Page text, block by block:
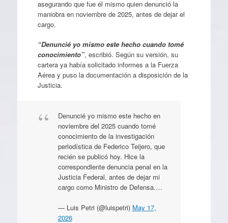
asegurando que fue él mismo quien denunció la
maniobra en noviembre de 2025, antes de dejar el
cargo.
“Denuncié yo mismo este hecho cuando tomé
conocimiento”, escribió. Según su versión, su
cartera ya había solicitado informes a la Fuerza
Aérea y puso la documentación a disposición de la
Justicia.
Denuncié yo mismo este hecho en
noviembre del 2025 cuando tomé
conocimiento de la investigación
periodística de Federico Teijero, que
recién se publicó hoy. Hice la
correspondiente denuncia penal en la
Justicia Federal, antes de dejar mi
cargo como Ministro de Defensa.…
— Luis Petri (@luispetri) May 17,
2026